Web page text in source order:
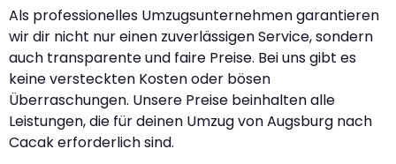
Als professionelles Umzugsunternehmen garantieren
wir dir nicht nur einen zuverlässigen Service, sondern
auch transparente und faire Preise. Bei uns gibt es
keine versteckten Kosten oder bösen
Überraschungen. Unsere Preise beinhalten alle
Leistungen, die für deinen Umzug von Augsburg nach
Cacak erforderlich sind.